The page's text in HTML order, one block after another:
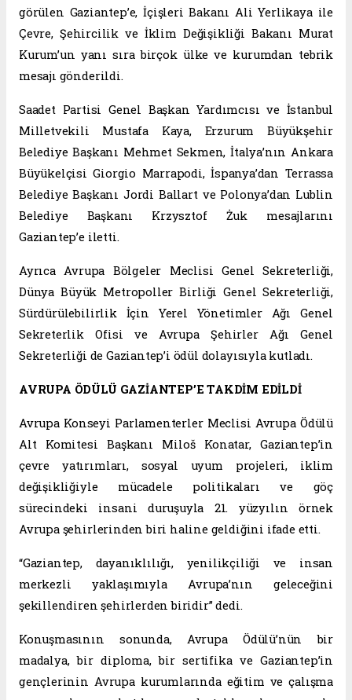
görülen Gaziantep’e, İçişleri Bakanı Ali Yerlikaya ile
Çevre, Şehircilik ve İklim Değişikliği Bakanı Murat
Kurum’un yanı sıra birçok ülke ve kurumdan tebrik
mesajı gönderildi.
Saadet Partisi Genel Başkan Yardımcısı ve İstanbul
Milletvekili Mustafa Kaya, Erzurum Büyükşehir
Belediye Başkanı Mehmet Sekmen, İtalya’nın Ankara
Büyükelçisi Giorgio Marrapodi, İspanya’dan Terrassa
Belediye Başkanı Jordi Ballart ve Polonya’dan Lublin
Belediye Başkanı Krzysztof Żuk mesajlarını
Gaziantep’e iletti.
Ayrıca Avrupa Bölgeler Meclisi Genel Sekreterliği,
Dünya Büyük Metropoller Birliği Genel Sekreterliği,
Sürdürülebilirlik İçin Yerel Yönetimler Ağı Genel
Sekreterlik Ofisi ve Avrupa Şehirler Ağı Genel
Sekreterliği de Gaziantep’i ödül dolayısıyla kutladı.
AVRUPA ÖDÜLÜ GAZİANTEP’E TAKDİM EDİLDİ
Avrupa Konseyi Parlamenterler Meclisi Avrupa Ödülü
Alt Komitesi Başkanı Miloš Konatar, Gaziantep’in
çevre yatırımları, sosyal uyum projeleri, iklim
değişikliğiyle mücadele politikaları ve göç
sürecindeki insani duruşuyla 21. yüzyılın örnek
Avrupa şehirlerinden biri haline geldiğini ifade etti.
“Gaziantep, dayanıklılığı, yenilikçiliği ve insan
merkezli yaklaşımıyla Avrupa’nın geleceğini
şekillendiren şehirlerden biridir” dedi.
Konuşmasının sonunda, Avrupa Ödülü’nün bir
madalya, bir diploma, bir sertifika ve Gaziantep’in
gençlerinin Avrupa kurumlarında eğitim ve çalışma